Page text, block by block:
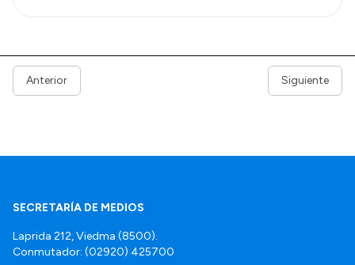
Anterior Siguiente
SECRETARÍA DE MEDIOS
Laprida 212, Viedma (8500).
Conmutador: (02920) 425700